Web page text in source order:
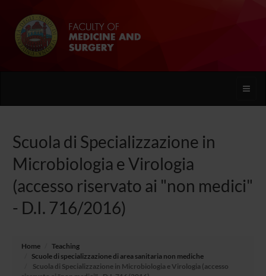
Toggle
Scuola di Specializzazione in
Microbiologia e Virologia
(accesso riservato ai "non medici"
- D.I. 716/2016)
Home
Teaching
Scuole di specializzazione di area sanitaria non mediche
Scuola di Specializzazione in Microbiologia e Virologia (accesso